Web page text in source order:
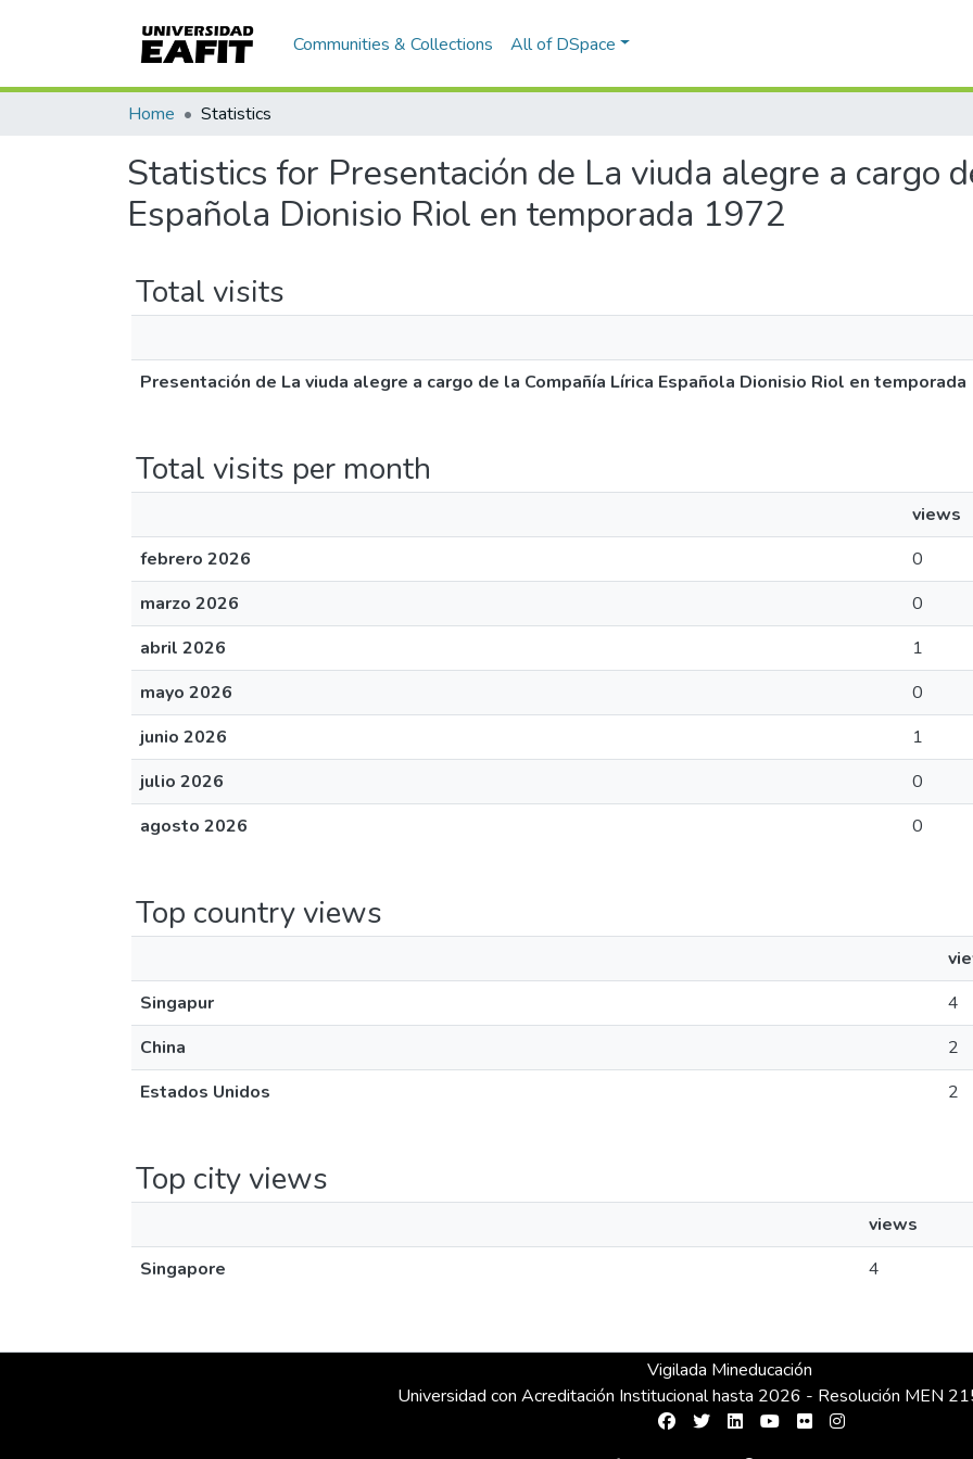
Communities & Collections All of DSpace
Home Statistics
Statistics for Presentación de La viuda alegre a cargo
Española Dionisio Riol en temporada 1972
Total visits
Presentación de La viuda alegre a cargo de la Compañía Lírica Española Dionisio Riol en temporada
Total visits per month
views
febrero 2026
0
marzo 2026
0
abril 2026
1
mayo 2026
0
junio 2026
1
julio 2026
0
agosto 2026
0
Top country views
Singapur
4
China
2
Estados Unidos
2
Top city views
views
Singapore
4
Vigilada Mineducación
Universidad con Acreditación Institucional hasta 2026 - Resolución MEN